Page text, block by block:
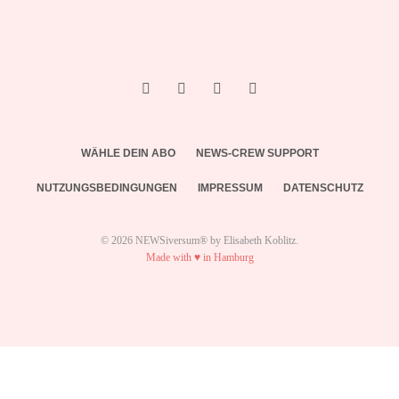
WÄHLE DEIN ABO NEWS-CREW SUPPORT
NUTZUNGSBEDINGUNGEN IMPRESSUM DATENSCHUTZ
© 2026 NEWSiversum® by Elisabeth Koblitz.
Made with ♥ in Hamburg